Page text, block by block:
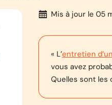
Mis à jour le 05
« L’entretien
vous avez
Quelles sont les